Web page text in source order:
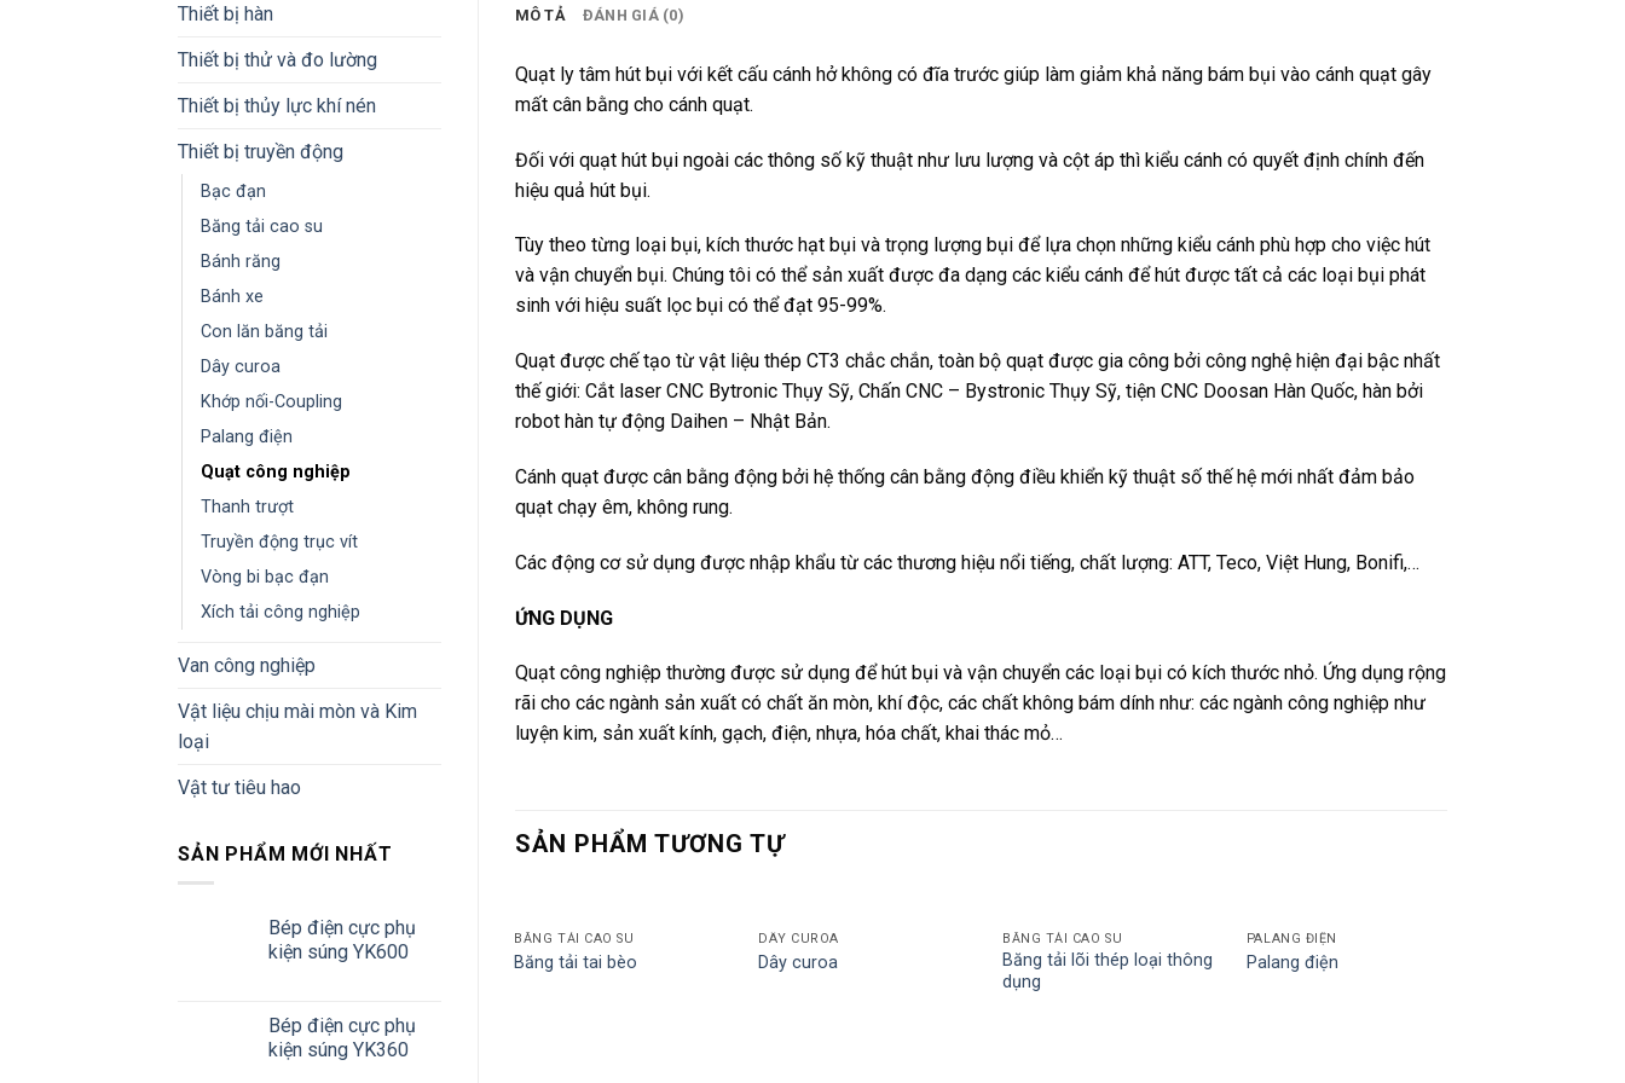
Thiết bị hàn
Thiết bị thử và đo lường
Thiết bị thủy lực khí nén
Thiết bị truyền động
Bạc đạn
Băng tải cao su
Bánh răng
Bánh xe
Con lăn băng tải
Dây curoa
Khớp nối-Coupling
Palang điện
Quạt công nghiệp
Thanh trượt
Truyền động trục vít
Vòng bi bạc đạn
Xích tải công nghiệp
Van công nghiệp
Vật liệu chịu mài mòn và Kim
loại
Vật tư tiêu hao
SẢN PHẨM MỚI NHẤT
Bép điện cực phụ
kiện súng YK600
Bép điện cực phụ
kiện súng YK360
MÔ TẢ ĐÁNH GIÁ (0)
Quạt ly tâm hút bụi với kết cấu cánh hở không có đĩa trước giúp làm giảm khả năng bám bụi vào cánh quạt gây
mất cân bằng cho cánh quạt.
Đối với quạt hút bụi ngoài các thông số kỹ thuật như lưu lượng và cột áp thì kiểu cánh có quyết định chính đến
hiệu quả hút bụi.
Tùy theo từng loại bụi, kích thước hạt bụi và trọng lượng bụi để lựa chọn những kiểu cánh phù hợp cho việc hút
và vận chuyển bụi. Chúng tôi có thể sản xuất được đa dạng các kiểu cánh để hút được tất cả các loại bụi phát
sinh với hiệu suất lọc bụi có thể đạt 95-99%.
Quạt được chế tạo từ vật liệu thép CT3 chắc chắn, toàn bộ quạt được gia công bởi công nghệ hiện đại bậc nhất
thế giới: Cắt laser CNC Bytronic Thụy Sỹ, Chấn CNC – Bystronic Thụy Sỹ, tiện CNC Doosan Hàn Quốc, hàn bởi
robot hàn tự động Daihen – Nhật Bản.
Cánh quạt được cân bằng động bởi hệ thống cân bằng động điều khiển kỹ thuật số thế hệ mới nhất đảm bảo
quạt chạy êm, không rung.
Các động cơ sử dụng được nhập khẩu từ các thương hiệu nổi tiếng, chất lượng: ATT, Teco, Việt Hung, Bonifi,…
ỨNG DỤNG
Quạt công nghiệp thường được sử dụng để hút bụi và vận chuyển các loại bụi có kích thước nhỏ. Ứng dụng rộng
rãi cho các ngành sản xuất có chất ăn mòn, khí độc, các chất không bám dính như: các ngành công nghiệp như
luyện kim, sản xuất kính, gạch, điện, nhựa, hóa chất, khai thác mỏ…
SẢN PHẨM TƯƠNG TỰ
BĂNG TẢI CAO SU
Băng tải tai bèo
DÂY CUROA
Dây curoa
BĂNG TẢI CAO SU
Băng tải lõi thép loại thông
dụng
PALANG ĐIỆN
Palang điện